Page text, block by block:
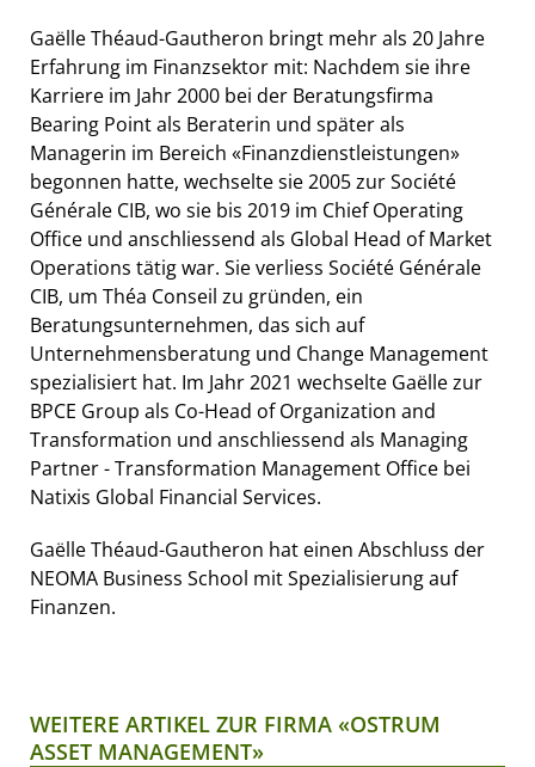
Gaëlle Théaud-Gautheron bringt mehr als 20 Jahre
Erfahrung im Finanzsektor mit: Nachdem sie ihre
Karriere im Jahr 2000 bei der Beratungsfirma
Bearing Point als Beraterin und später als
Managerin im Bereich «Finanzdienstleistungen»
begonnen hatte, wechselte sie 2005 zur Société
Générale CIB, wo sie bis 2019 im Chief Operating
Office und anschliessend als Global Head of Market
Operations tätig war. Sie verliess Société Générale
CIB, um Théa Conseil zu gründen, ein
Beratungsunternehmen, das sich auf
Unternehmensberatung und Change Management
spezialisiert hat. Im Jahr 2021 wechselte Gaëlle zur
BPCE Group als Co-Head of Organization and
Transformation und anschliessend als Managing
Partner - Transformation Management Office bei
Natixis Global Financial Services.
Gaëlle Théaud-Gautheron hat einen Abschluss der
NEOMA Business School mit Spezialisierung auf
Finanzen.
WEITERE ARTIKEL ZUR FIRMA «OSTRUM
ASSET MANAGEMENT»